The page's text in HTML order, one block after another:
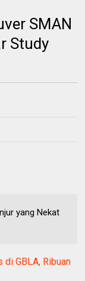
SMAN
Study
yang Nekat
GBLA, Ribuan